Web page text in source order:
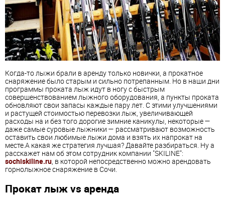
Когда-то лыжи брали в аренду только новички, а прокатное
снаряжение было старым и сильно потрепанным. Но в наши дни
программы проката лыж идут в ногу с быстрым
совершенствованием лыжного оборудования, а пункты проката
обновляют свои запасы каждые пару лет. С этими улучшениями
и растущей стоимостью перевозки лыж, увеличивающей
расходы на и без того дорогие зимние каникулы, некоторые —
даже самые суровые лыжники — рассматривают возможность
оставить свои любимые лыжи дома и взять их напрокат на
месте.А какая же стратегия лучшая? Давайте разбираться. Ну а
расскажет нам об этом сотрудник компании "SKILINE":
sochiskiline.ru, в которой непосредственно можно арендовать
горнолыжное снаряжение в Сочи.
Прокат лыж vs аренда